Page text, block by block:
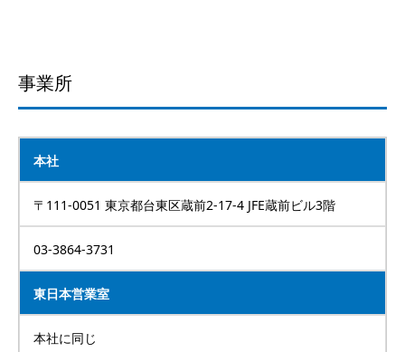
事業所
本社
〒111-0051 東京都台東区蔵前2-17-4 JFE蔵前ビル3階
03-3864-3731
東日本営業室
本社に同じ